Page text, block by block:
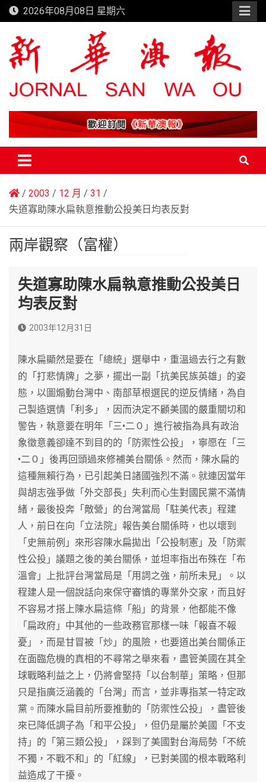
Skip
to
content
2026年08月08日 星期六
新華澳報
2003 12 月
31
失道寡助陳水扁執意推動公投美日均表反對
兩岸觀察（富權）
失道寡助陳水扁執意推動公投美日
均表反對
2003年12月31日
陳水扁顯然是要在「總統」選舉中，重溫過去行之有數
的「打悲情牌」之夢，擺出一副「抗美民族英雄」的姿
態，以圖煽動台灣中、南部草根選民的逆反情緒，為自
己製造選情「利多」，因而決定不顧美國的嚴重關切和
警告，執意要在明年「三•二０」進行被指為具有政治
象徵意義卻達不到目的的「防禦性公投」，寧愿在「三
•二０」後再回頭過來修補美台關係。然而，陳水扁的
這種無賴行為，已引起美日諸國強烈不滿。就連因當年
與胡志強爭做「外交部長」失利而心生對國民黨不滿情
緒，最後投奔「敵營」的台灣當局「駐美代表」程建
人，前日在向「立法院」報告美台關係時，也以壞到
「史無前例」來形容陳水扁拋出「公投制憲」及「防禦
性公投」議題之後的美台關係，並坦率指出布殊在「布
溫會」上批評台灣當局是「用詞之強，前所未見」。以
程建人是一個說話向來保守審慎的專業外交家，而且好
不容易才搭上陳水扁這條「船」的背景，他都能不像
「扁政府」中其他的一些政務官那樣一味「報喜不報
憂」，而是甘冒被「炒」的風險，也要道出美台關係正
在面臨危機的真相的不尋常之舉來看，盡管美國在其全
球戰略利益之上，仍將會堅持「以台制華」策略，但那
只是指廣泛涵義的「台灣」而言，並非專指某一特定政
黨。而陳水扁目前所要推動的「防禦性公投」，盡管後
來已降低調子為「和平公投」，但仍是屬於美國「不支
持」的「第三類公投」，踩到了美國對台海局勢「不統
不獨，不戰不和」的「紅線」，已對美國的根本戰略利
益造成了干擾。